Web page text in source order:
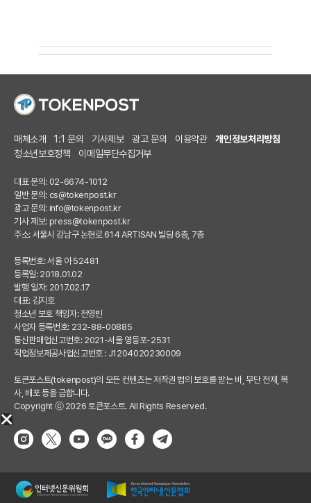
매체소개 1:1 문의 기사제보 광고 문의 이용약관
개인정보처리방침
청소년보호정책
이메일무단수집거부
대표 문의: 02-6674-1012
일반 문의: cs@tokenpost.kr
광고 문의: info@tokenpost.kr
기사 제보: press@tokenpost.kr
주소: 서울시 강남구 논현로 614 ARTISAN 빌딩 6층, 7층
등록번호: 서울 아 52481
등록일: 2018.01.02
발행 일자: 2017.02.17
대표: 김지호
청소년 보호 책임자: 전영빈
사업자 등록번호: 232-88-00885
통신판매업신고번호: 2021-서울 영등포-2531
직업정보제공사업신고번호 : J1204020230009
토큰포스트(tokenpost)의 모든 컨텐츠는 저작권 법의 보호를 받는 바, 무단 전재, 복
사, 배포 등을 금합니다.
Copyright ⓒ 2026 토큰포스트. All Rights Reserved.